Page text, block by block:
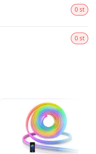
0 st
0 st